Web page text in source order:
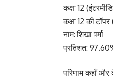
कक्षा 12
कक्षा 12 की
नाम: शिखा वर्मा
प्रतिशत:
परिणाम कहाँ